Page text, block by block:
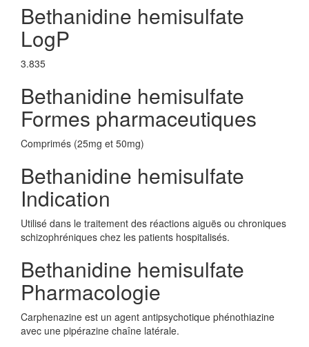
Bethanidine hemisulfate
LogP
3.835
Bethanidine hemisulfate
Formes pharmaceutiques
Comprimés (25mg et 50mg)
Bethanidine hemisulfate
Indication
Utilisé dans le traitement des réactions aiguës ou chroniques
schizophréniques chez les patients hospitalisés.
Bethanidine hemisulfate
Pharmacologie
Carphenazine est un agent antipsychotique phénothiazine
avec une pipérazine chaîne latérale.